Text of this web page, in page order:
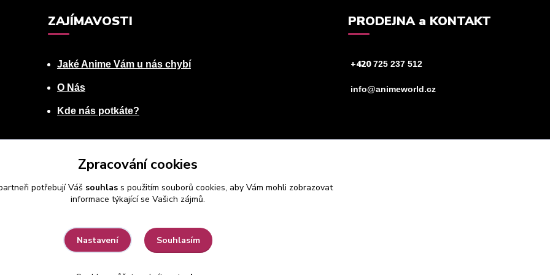
ZAJÍMAVOSTI
Jaké Anime Vám u nás chybí
O Nás
Kde nás potkáte?
PRODEJNA a KONTAKT
+420725 237 512
info@animeworld.cz
Zpracování cookies
potřebují Váš souhlass použitím souborů cookies, aby Vám mohli zobrazovat
informace týkající se Vašich zájmů.
Nastavení Souhlasím